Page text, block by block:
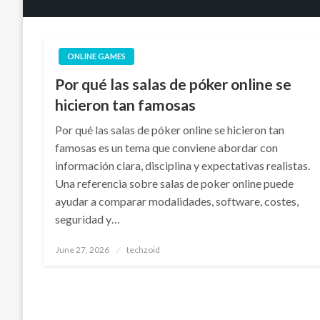
ONLINE GAMES
Por qué las salas de póker online se
hicieron tan famosas
Por qué las salas de póker online se hicieron tan
famosas es un tema que conviene abordar con
información clara, disciplina y expectativas realistas.
Una referencia sobre salas de poker online puede
ayudar a comparar modalidades, software, costes,
seguridad y…
Posted
June 27, 2026 techzoid